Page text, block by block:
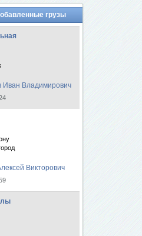
грузы
Владимирович
Викторович